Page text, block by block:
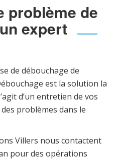
problème de
expert
de débouchage de
est la solution la
d’un entretien de vos
problèmes dans le
Villers nous contactent
pour des opérations